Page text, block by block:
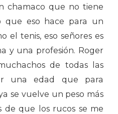
chamaco que no tiene
que eso hace para un
el tenis, eso señores es
y una profesión. Roger
de todas las
una edad que para
se vuelve un peso más
que los rucos se me